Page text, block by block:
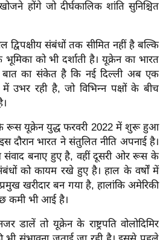
होंगे जो दीर्घकालिक शांति सुनिश्चित
द्विपक्षीय संबंधों तक सीमित नहीं है बल्कि
को भी दर्शाती है। यूक्रेन का भारत
बात का संकेत है कि नई दिल्ली अब एक
उभर रही है, जो विभिन्न पक्षों के बीच
रूस यूक्रेन युद्ध फरवरी 2022 में शुरू हुआ
दौरान भारत ने संतुलित नीति अपनाई है।
बनाए हुए है, वहीं दूसरी ओर रूस के
को कायम रखे हुए है। हाल के वर्षों में
खरीदार बन गया है, हालांकि अमेरिकी
कमी भी आई है।
तो यूक्रेन के राष्ट्रपति वोलोदिमिर